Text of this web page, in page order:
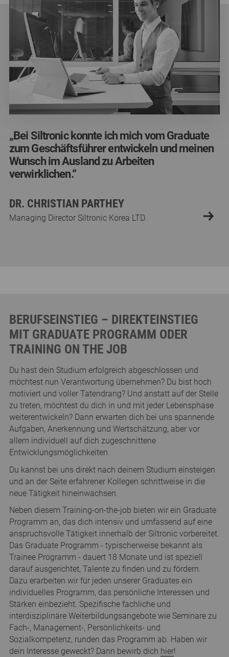
„Bei Siltronic konnte ich mich vom Graduate
zum Geschäftsführer entwickeln und meinen
Wunsch im Ausland zu Arbeiten
verwirklichen.“
DR. CHRISTIAN PARTHEY
Managing Director Siltronic Korea LTD.
„Bei Siltronic konnte ich mich vom Graduate
zum Geschäftsführer entwickeln und meinen
Wunsch im Ausland zu Arbeiten
verwirklichen.“
DR. CHRISTIAN PARTHEY
Managing Director Siltronic Korea LTD.
„Bei Siltronic konnte ich mich vom Graduate
zum Geschäftsführer entwickeln und meinen
Wunsch im Ausland zu Arbeiten
verwirklichen.“
DR. CHRISTIAN PARTHEY
Managing Director Siltronic Korea LTD.
BERUFSEINSTIEG – DIREKTEINSTIEG
MIT GRADUATE PROGRAMM ODER
TRAINING ON THE JOB
Du hast dein Studium erfolgreich abgeschlossen und
möchtest nun Verantwortung übernehmen? Du bist hoch
motiviert und voller Tatendrang? Und anstatt auf der Stelle
zu treten, möchtest du dich in und mit jeder Lebensphase
weiterentwickeln? Dann erwarten dich bei uns spannende
Aufgaben, Anerkennung und Wertschätzung, aber vor
allem individuell auf dich zugeschnittene
Entwicklungsmöglichkeiten.
Du kannst bei uns direkt nach deinem Studium einsteigen
und an der Seite erfahrener Kollegen schrittweise in die
neue Tätigkeit hineinwachsen.
Neben diesem Training-on-the-job bieten wir ein Graduate
Programm an, das dich intensiv und umfassend auf eine
anspruchsvolle Tätigkeit innerhalb der Siltronic vorbereitet.
Das Graduate Programm - typischerweise bekannt als
Trainee Programm - dauert 18 Monate und ist speziell
darauf ausgerichtet, Talente zu finden und zu fördern.
Dazu erarbeiten wir für jeden unserer Graduates ein
individuelles Programm, das persönliche Interessen und
Stärken einbezieht. Spezifische fachliche und
interdisziplinäre Weiterbildungsangebote wie Seminare zu
Fach-, Management-, Persönlichkeits- und
Sozialkompetenz, runden das Programm ab. Haben wir
dein Interesse geweckt? Dann bewirb dich hier!